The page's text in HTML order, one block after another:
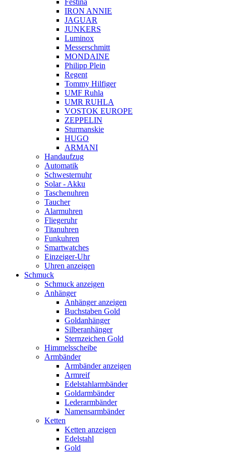
Festina
IRON ANNIE
JAGUAR
JUNKERS
Luminox
Messerschmitt
MONDAINE
Philipp Plein
Regent
Tommy Hilfiger
UMF Ruhla
UMR RUHLA
VOSTOK EUROPE
ZEPPELIN
Sturmanskie
HUGO
ARMANI
Handaufzug
Automatik
Schwesternuhr
Solar - Akku
Taschenuhren
Taucher
Alarmuhren
Fliegeruhr
Titanuhren
Funkuhren
Smartwatches
Einzeiger-Uhr
Uhren anzeigen
Schmuck
Schmuck anzeigen
Anhänger
Anhänger anzeigen
Buchstaben Gold
Goldanhänger
Silberanhänger
Sternzeichen Gold
Himmelsscheibe
Armbänder
Armbänder anzeigen
Armreif
Edelstahlarmbänder
Goldarmbänder
Lederarmbänder
Namensarmbänder
Ketten
Ketten anzeigen
Edelstahl
Gold